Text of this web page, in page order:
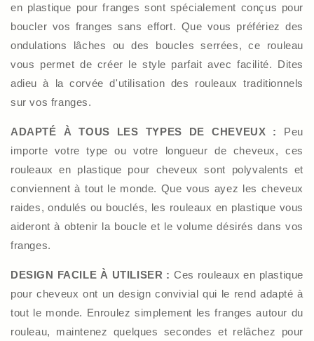
en plastique pour franges sont spécialement conçus pour
boucler vos franges sans effort. Que vous préfériez des
ondulations lâches ou des boucles serrées, ce rouleau
vous permet de créer le style parfait avec facilité. Dites
adieu à la corvée d'utilisation des rouleaux traditionnels
sur vos franges.
ADAPTÉ À TOUS LES TYPES DE CHEVEUX : Peu
importe votre type ou votre longueur de cheveux, ces
rouleaux en plastique pour cheveux sont polyvalents et
conviennent à tout le monde. Que vous ayez les cheveux
raides, ondulés ou bouclés, les rouleaux en plastique vous
aideront à obtenir la boucle et le volume désirés dans vos
franges.
DESIGN FACILE À UTILISER : Ces rouleaux en plastique
pour cheveux ont un design convivial qui le rend adapté à
tout le monde. Enroulez simplement les franges autour du
rouleau, maintenez quelques secondes et relâchez pour